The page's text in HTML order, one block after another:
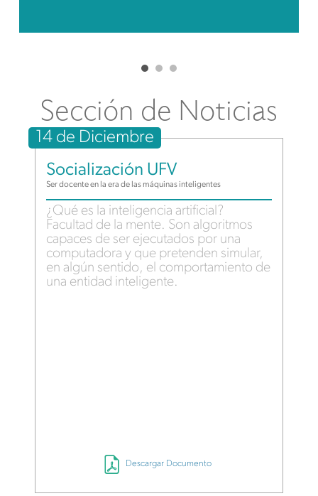
Sección de Noticias
14 de Diciembre
Socialización UFV
Ser docente en la era de las máquinas inteligentes
¿Qué es la inteligencia artificial?
Facultad de la mente. Son algoritmos
capaces de ser ejecutados por una
computadora y que pretenden simular,
en algún sentido, el comportamiento de
una entidad inteligente.
Descargar Documento